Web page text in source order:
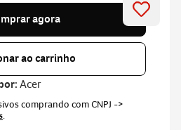
agora
ao carrinho
Acer
comprando com CNPJ ->